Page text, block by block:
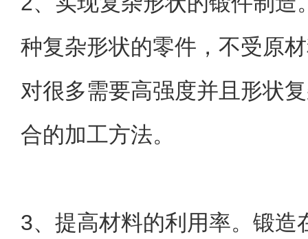
种复杂形状的零件，不受原
对很多需要高强度并且形状
合的加工方法。
3、提高材料的利用率。锻造